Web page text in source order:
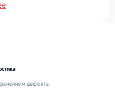
спектром неисправностей и
дефекта.